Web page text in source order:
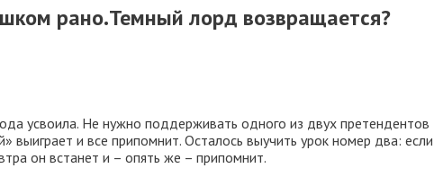
рано.Темный лорд возвращается?
усвоила. Не нужно поддерживать одного из двух претендентов
выиграет и все припомнит. Осталось выучить урок номер два: если
он встанет и – опять же – припомнит.